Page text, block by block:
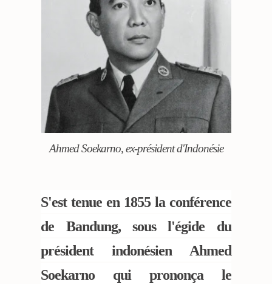
Ahmed Soekarno, ex-président d'Indonésie
S'est tenue en 1855 la conférence
de Bandung, sous l'égide du
président indonésien Ahmed
Soekarno qui prononça le